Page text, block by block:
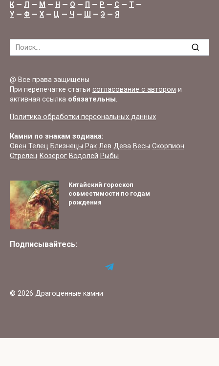
К — Л — М — Н — О — П — Р — С — Т —
У — Ф — Х — Ц — Ч — Ш — Э — Я
Search
for:
@ Все права защищены
При перепечатке статьи согласование с автором и
активная ссылка обязательны.
Политика обработки персональных данных
Камни по знакам зодиака:
Овен Телец Близнецы Рак Лев Дева Весы Скорпион
Стрелец Козерог Водолей Рыбы
Китайский гороскоп
совместимости по годам
рождения
Подписывайтесь:
© 2026 Драгоценные камни